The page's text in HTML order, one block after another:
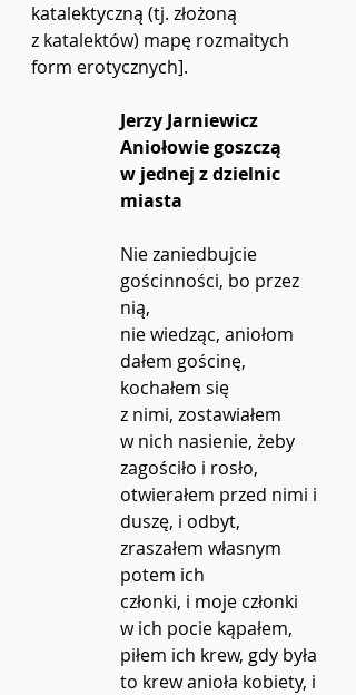
katalektyczną (tj. złożoną
z katalektów) mapę rozmaitych
form erotycznych].
Jerzy Jarniewicz
Aniołowie goszczą
w jednej z dzielnic
miasta
Nie zaniedbujcie
gościnności, bo przez
nią,
nie wiedząc, aniołom
dałem gościnę,
kochałem się
z nimi, zostawiałem
w nich nasienie, żeby
zagościło i rosło,
otwierałem przed nimi i
duszę, i odbyt,
zraszałem własnym
potem ich
członki, i moje członki
w ich pocie kąpałem,
piłem ich krew, gdy była
to krew anioła kobiety, i